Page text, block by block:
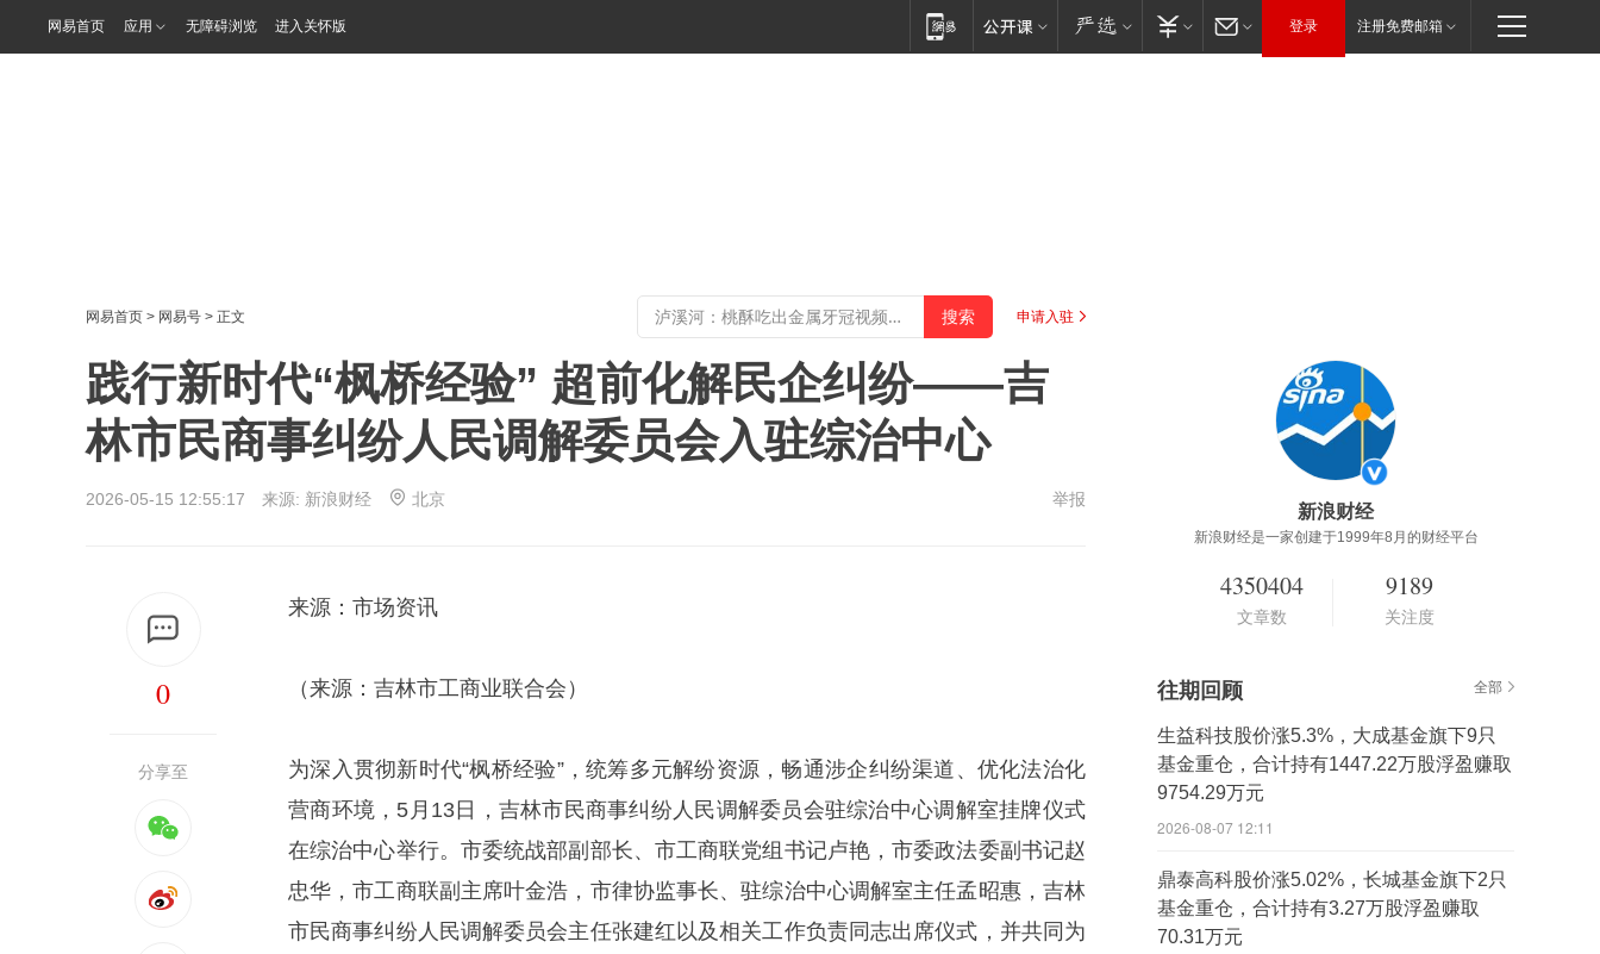
网易首页 应用 无障碍浏览 进入关怀版 登录 注册免费邮箱
网易首页 > 网易号 > 正文 申请入驻
践行新时代“枫桥经验” 超前化解民企纠纷——吉
林市民商事纠纷人民调解委员会入驻综治中心
2026-05-15 12:55:17 来源: 新浪财经 北京 举报
0
分享至
来源：市场资讯
（来源：吉林市工商业联合会）
为深入贯彻新时代“枫桥经验”，统筹多元解纷资源，畅通涉企纠纷渠道、优化法治化
营商环境，5月13日，吉林市民商事纠纷人民调解委员会驻综治中心调解室挂牌仪式
在综治中心举行。市委统战部副部长、市工商联党组书记卢艳，市委政法委副书记赵
忠华，市工商联副主席叶金浩，市律协监事长、驻综治中心调解室主任孟昭惠，吉林
市民商事纠纷人民调解委员会主任张建红以及相关工作负责同志出席仪式，并共同为
新浪财经
新浪财经是一家创建于1999年8月的财经平台
4350404
文章数
9189
关注度
往期回顾 全部
生益科技股价涨5.3%，大成基金旗下9只
基金重仓，合计持有1447.22万股浮盈赚取
9754.29万元
2026-08-07 12:11
鼎泰高科股价涨5.02%，长城基金旗下2只
基金重仓，合计持有3.27万股浮盈赚取
70.31万元